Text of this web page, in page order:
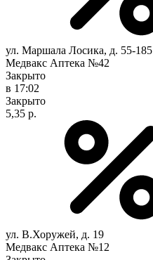
ул. Маршала Лосика, д. 55-185
Медвакс Аптека №42
Закрыто
в 17:02
Закрыто
5,35 р.
ул. В.Хоружей, д. 19
Медвакс Аптека №12